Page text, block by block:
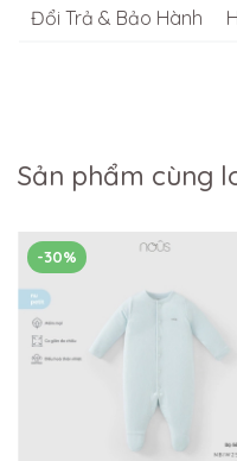
Đổi Trả & Bảo Hành
Sản phẩm cùng
-30%